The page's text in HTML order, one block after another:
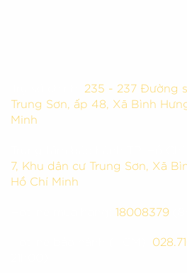
235 - 237 Đường
Trung Sơn, ấp 48, Xã Bình
Minh
7, Khu dân cư Trung Sơn, Xã
Hồ Chí Minh
18008379